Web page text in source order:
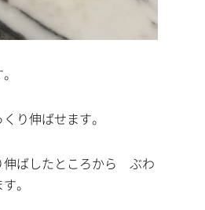
り伸ばせます。
伸ばしたところから ぶわ
。